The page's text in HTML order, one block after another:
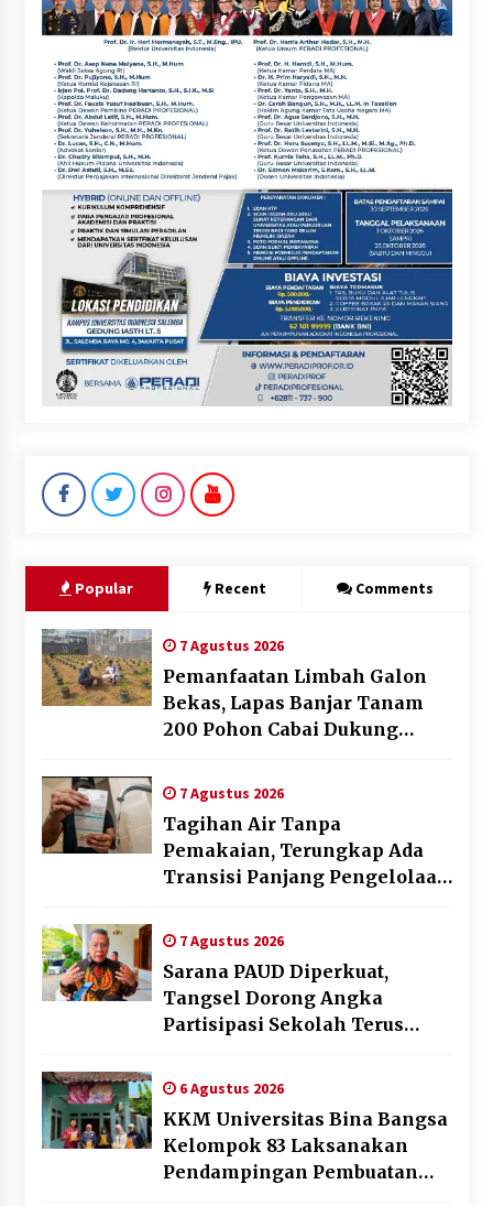
Popular Recent Comments
7 Agustus 2026
Pemanfaatan Limbah Galon
Bekas, Lapas Banjar Tanam
200 Pohon Cabai Dukung
7 Agustus 2026
Tagihan Air Tanpa
Pemakaian, Terungkap Ada
Transisi Panjang Pengelolaan
Transparan
7 Agustus 2026
Sarana PAUD Diperkuat,
Tangsel Dorong Angka
Partisipasi Sekolah Terus
6 Agustus 2026
KKM Universitas Bina Bangsa
Kelompok 83 Laksanakan
Pendampingan Pembuatan